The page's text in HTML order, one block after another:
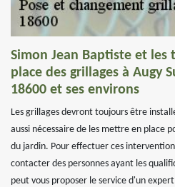
Simon Jean Baptiste et les
place des grillages à Augy
18600 et ses environs
Les grillages devront toujours être
aussi nécessaire de les mettre en place
du jardin. Pour effectuer ces
contacter des personnes ayant les
peut vous proposer le service d'un